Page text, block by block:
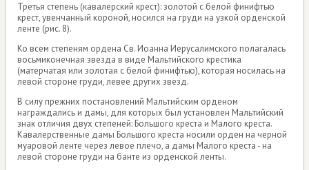
Третья степень (кавалерский крест): золотой с белой финифтью
крест, увенчанный короной, носился на груди на узкой орденской
ленте (рис. 8).
Ко всем степеням ордена Св. Иоанна Иерусалимского полагалась
восьмиконечная звезда в виде Мальтийского крестика
(матерчатая или золотая с белой финифтью), которая носилась на
левой стороне груди, левее других звезд.
В силу прежних постановлений Мальтийским орденом
награждались и дамы, для которых был установлен Мальтийский
знак отличия двух степеней: Большого креста и Малого креста.
Кавалерственные дамы Большого креста носили орден на черной
муаровой ленте через левое плечо, а дамы Малого креста - на
левой стороне груди на банте из орденской ленты.